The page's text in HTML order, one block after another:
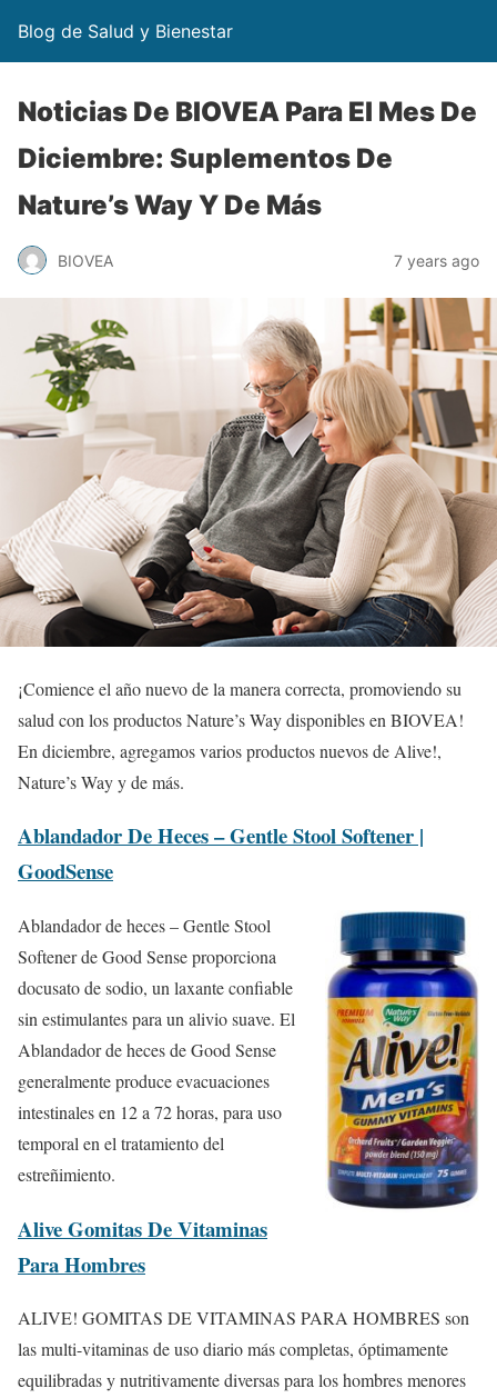
Blog de Salud y Bienestar
Noticias De BIOVEA Para El Mes De
Diciembre: Suplementos De
Nature’s Way Y De Más
BIOVEA 7 years ago
¡Comience el año nuevo de la manera correcta, promoviendo su
salud con los productos Nature’s Way disponibles en BIOVEA!
En diciembre, agregamos varios productos nuevos de Alive!,
Nature’s Way y de más.
Ablandador De Heces – Gentle Stool Softener |
GoodSense
Ablandador de heces – Gentle Stool
Softener de Good Sense proporciona
docusato de sodio, un laxante confiable
sin estimulantes para un alivio suave. El
Ablandador de heces de Good Sense
generalmente produce evacuaciones
intestinales en 12 a 72 horas, para uso
temporal en el tratamiento del
estreñimiento.
Alive Gomitas De Vitaminas
Para Hombres
ALIVE! GOMITAS DE VITAMINAS PARA HOMBRES son
las multi-vitaminas de uso diario más completas, óptimamente
equilibradas y nutritivamente diversas para los hombres menores